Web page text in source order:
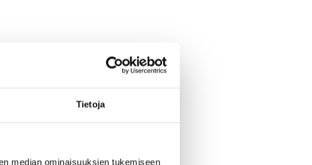
Tietoja
median ominaisuuksien tukemiseen
juuri sinun